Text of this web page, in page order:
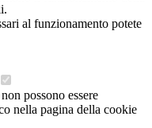
al funzionamento potete
possono essere
nella pagina della cookie